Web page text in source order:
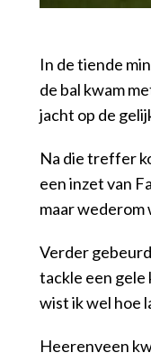
In de tiende
de bal kwam
jacht op de
Na die treffer
een inzet van
maar wederom
Verder
tackle een gele
wist ik wel hoe
Heerenveen